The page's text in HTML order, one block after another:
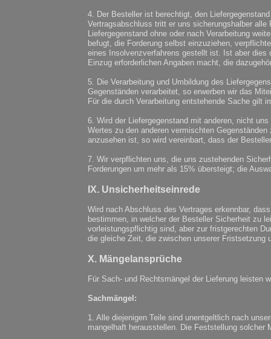
4. Der Besteller ist berechtigt, den
Vertragsabschluss tritt er uns sicherungshalber
Liefergegenstand ohne oder nach Verarbeitung
befugt, die Forderung selbst einzuziehen,
eines Insolvenzverfahrens gestellt ist. Ist aber dies
Einzug erforderlichen Angaben macht, die
5. Die Verarbeitung und Umbildung des
Gegenständen verarbeitet, so erwerben wir das
Für die durch Verarbeitung entstehende Sache gilt
6. Wird der Liefergegenstand mit anderen, nicht
Wertes zu den anderen vermischten
anzusehen ist, so wird vereinbart, dass der
7. Wir verpflichten uns, die uns zustehenden
Forderungen um mehr als 15% übersteigt; die
IX. Unsicherheitseinrede
Wird nach Abschluss des Vertrages erkennbar,
bestimmen, in welcher der Besteller Sicherheit zu
vorleistungspflichtig sind, aber zur fristgerechten
die gleiche Zeit, die zwischen unserer Fristsetzung
X. Mängelansprüche
Für Sach- und Rechtsmängel der Lieferung leisten
Sachmängel:
1. Alle diejenigen Teile sind unentgeltlich nach
mangelhaft herausstellen. Die Feststellung